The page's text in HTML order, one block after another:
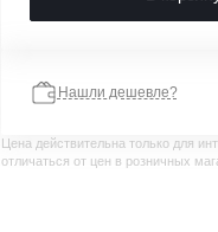
Нашли дешевле?
Цена действительна только для
отличаться от цен в розничных